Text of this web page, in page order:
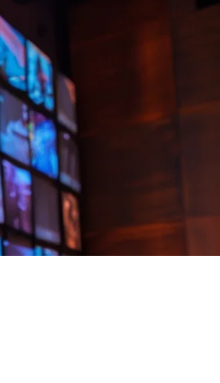
ルMVNO事業者
線サービスをご
、eSIM(チップ
チキャリア対応・
国際ローミング
多様なサービスを
相談ください。